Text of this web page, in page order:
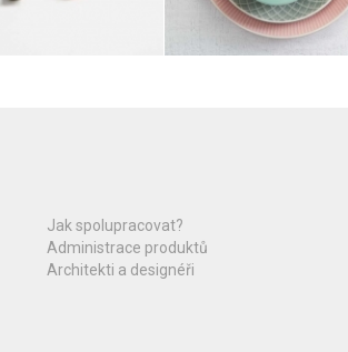
Jak spolupracovat?
Administrace produktů
Architekti a designéři